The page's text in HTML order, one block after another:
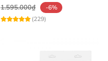
1.595.000₫
-6%
(229)